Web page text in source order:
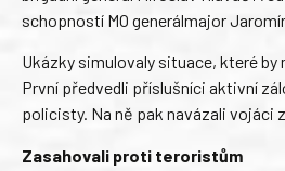
schopností MO generálmajor
Ukázky simulovaly situace, které by
První předvedli příslušníci aktivní
policisty. Na ně pak navázali vojáci
Zasahovali proti teroristům